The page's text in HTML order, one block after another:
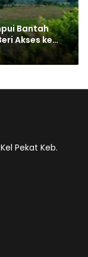
Bantah
Akses ke
Pekat Keb.